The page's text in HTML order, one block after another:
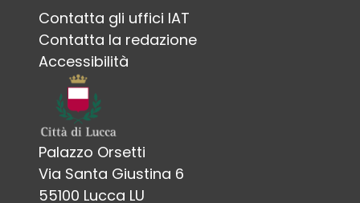
Contatta gli uffici IAT
Contatta la redazione
Accessibilità
Palazzo Orsetti
Via Santa Giustina 6
55100 Lucca LU